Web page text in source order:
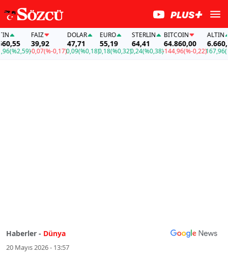
FAİZ
39,92
-0,07(%-0,17)
DOLAR
47,71
0,09(%0,18)
EURO
55,19
0,18(%0,32)
STERLIN
64,41
0,24(%0,38)
BITCOIN
64.860,00
-144,96(%-0,22)
ALTIN
6.660,55
167,96
Haberler - Dünya
20 Mayıs 2026 - 13:57